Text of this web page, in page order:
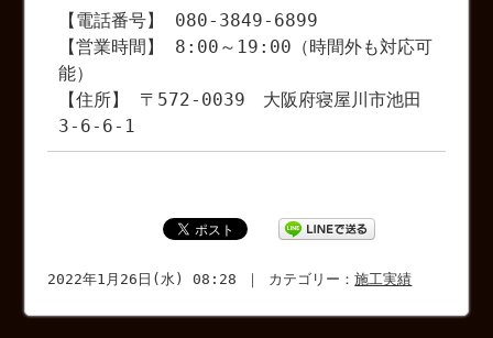
【電話番号】 080-3849-6899
【営業時間】 8:00～19:00（時間外も対応可
能）
【住所】 〒572-0039 大阪府寝屋川市池田
3-6-6-1
2022年1月26日(水) 08:28 ｜ カテゴリー：施工実績